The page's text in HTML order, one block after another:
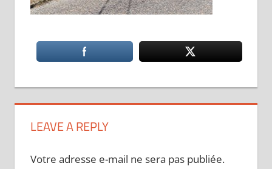
LEAVE A REPLY
Votre adresse e-mail ne sera pas publiée.